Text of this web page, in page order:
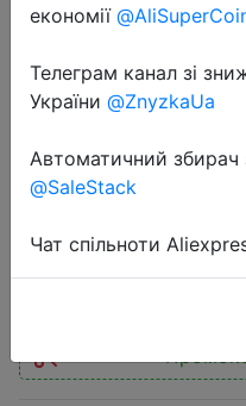
Сумка для
круглым дном
мм, чёрно-
економії
Телеграм канал зі
України @ZnyzkaUa
Автоматичний
@SaleStack
Чат спільноти